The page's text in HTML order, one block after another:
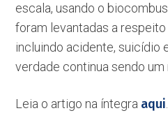
escala, usando o
foram levantadas a
incluindo acidente, suicídio
verdade continua sendo um
Leia o artigo na íntegra aqui